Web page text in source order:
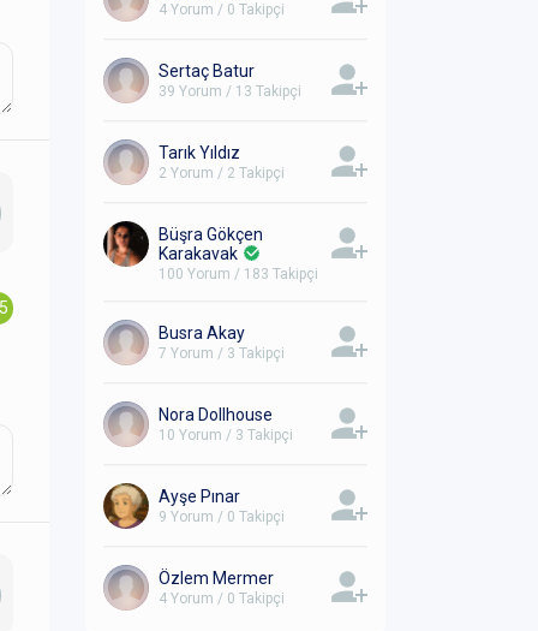
4 Yorum / 0 Takipçi
Sertaç Batur
39 Yorum / 13 Takipçi
Tarık Yıldız
2 Yorum / 2 Takipçi
Büşra Gökçen
Karakavak
100 Yorum / 183 Takipçi
Busra Akay
7 Yorum / 3 Takipçi
Nora Dollhouse
10 Yorum / 3 Takipçi
Ayşe Pınar
9 Yorum / 0 Takipçi
Özlem Mermer
4 Yorum / 0 Takipçi